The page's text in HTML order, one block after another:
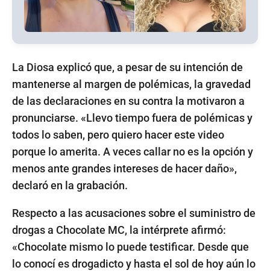
La Diosa explicó que, a pesar de su intención de
mantenerse al margen de polémicas, la gravedad
de las declaraciones en su contra la motivaron a
pronunciarse. «Llevo tiempo fuera de polémicas y
todos lo saben, pero quiero hacer este video
porque lo amerita. A veces callar no es la opción y
menos ante grandes intereses de hacer daño»,
declaró en la grabación.
Respecto a las acusaciones sobre el suministro de
drogas a Chocolate MC, la intérprete afirmó:
«Chocolate mismo lo puede testificar. Desde que
lo conocí es drogadicto y hasta el sol de hoy aún lo